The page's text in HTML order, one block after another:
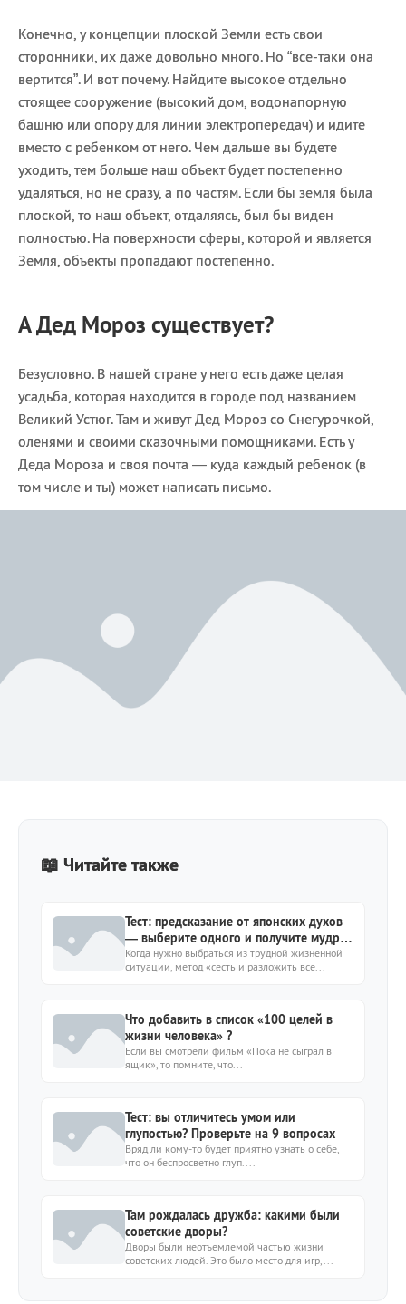
Конечно, у концепции плоской Земли есть свои
сторонники, их даже довольно много. Но “все-таки она
вертится”. И вот почему. Найдите высокое отдельно
стоящее сооружение (высокий дом, водонапорную
башню или опору для линии электропередач) и идите
вместо с ребенком от него. Чем дальше вы будете
уходить, тем больше наш объект будет постепенно
удаляться, но не сразу, а по частям. Если бы земля была
плоской, то наш объект, отдаляясь, был бы виден
полностью. На поверхности сферы, которой и является
Земля, объекты пропадают постепенно.
А Дед Мороз существует?
Безусловно. В нашей стране у него есть даже целая
усадьба, которая находится в городе под названием
Великий Устюг. Там и живут Дед Мороз со Снегурочкой,
оленями и своими сказочными помощниками. Есть у
Деда Мороза и своя почта — куда каждый ребенок (в
том числе и ты) может написать письмо.
📖 Читайте также
Тест: предсказание от японских духов
— выберите одного и получите мудрое
наставление
Когда нужно выбраться из трудной жизненной
ситуации, метод «сесть и разложить все...
Что добавить в список «100 целей в
жизни человека» ?
Если вы смотрели фильм «Пока не сыграл в
ящик», то помните, что...
Тест: вы отличитесь умом или
глупостью? Проверьте на 9 вопросах
Вряд ли кому-то будет приятно узнать о себе,
что он беспросветно глуп....
Там рождалась дружба: какими были
советские дворы?
Дворы были неотъемлемой частью жизни
советских людей. Это было место для игр,...